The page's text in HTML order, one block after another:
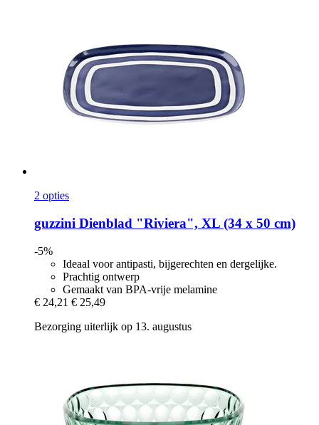
2 opties
guzzini Dienblad "Riviera", XL (34 x 50 cm)
-5%
Ideaal voor antipasti, bijgerechten en dergelijke.
Prachtig ontwerp
Gemaakt van BPA-vrije melamine
€ 24,21 € 25,49
Bezorging uiterlijk op 13. augustus